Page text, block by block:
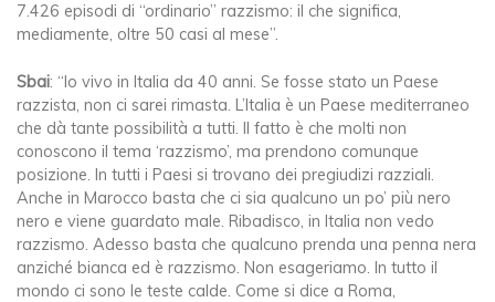
7.426 episodi di “ordinario” razzismo: il che significa,
mediamente, oltre 50 casi al mese”.
Sbai: “Io vivo in Italia da 40 anni. Se fosse stato un Paese
razzista, non ci sarei rimasta. L’Italia è un Paese mediterraneo
che dà tante possibilità a tutti. Il fatto è che molti non
conoscono il tema ‘razzismo’, ma prendono comunque
posizione. In tutti i Paesi si trovano dei pregiudizi razziali.
Anche in Marocco basta che ci sia qualcuno un po’ più nero
nero e viene guardato male. Ribadisco, in Italia non vedo
razzismo. Adesso basta che qualcuno prenda una penna nera
anziché bianca ed è razzismo. Non esageriamo. In tutto il
mondo ci sono le teste calde. Come si dice a Roma,